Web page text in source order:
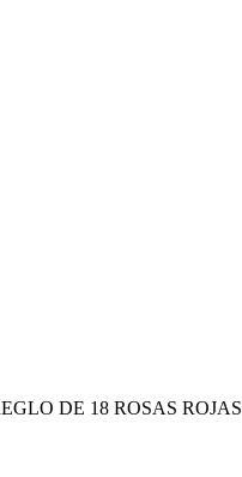
DE 18 ROSAS ROJAS